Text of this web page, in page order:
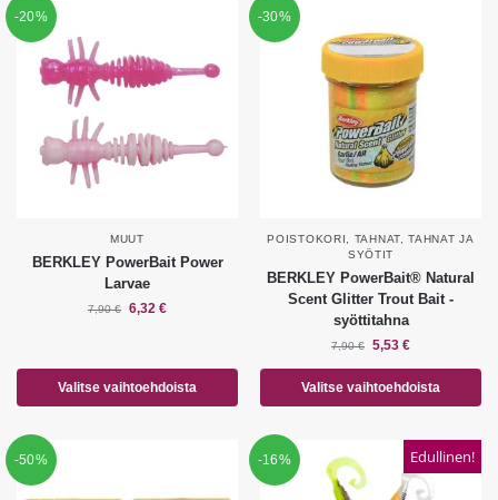
-20%
MUUT
BERKLEY PowerBait Power
Larvae
7,90€ 6,32 €
Valitse vaihtoehdoista
-30%
POISTOKORI TAHNAT,TAHNAT JA
SYÖTIT
BERKLEY PowerBait® Natural
Scent Glitter Trout Bait -
syöttitahna
7,90€ 5,53 €
Valitse vaihtoehdoista
-50% -16% Edullinen!